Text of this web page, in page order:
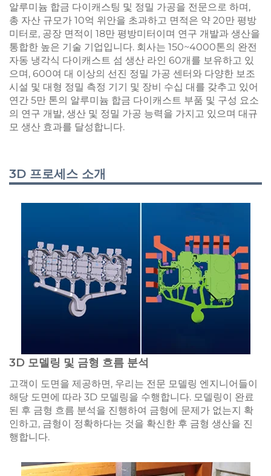
알루미늄 합금 다이캐스팅 및 정밀 가공을 전문으로 하며,
총 자산 규모가 10억 위안을 초과하고 면적은 약 20만 평방
미터로, 공장 면적이 18만 평방미터이며 연구 개발과 생산을
통합한 높은 기술 기업입니다. 회사는 150~4000톤의 완전
자동 냉각식 다이캐스트 섬 생산 라인 60개를 보유하고 있
으며, 600여 대 이상의 선진 정밀 가공 센터와 다양한 보조
시설 및 대형 정밀 측정 기기 및 장비 수십 대를 갖추고 있어
연간 5만 톤의 알루미늄 합금 다이캐스트 부품 및 구성 요소
의 연구 개발, 생산 및 정밀 가공 능력을 가지고 있으며 대규
모 생산 효과를 달성합니다.
3D 프로세스 소개
3D 모델링 및 금형 흐름 분석
고객이 도면을 제공하면, 우리는 전문 모델링 엔지니어들이
해당 도면에 따라 3D 모델링을 수행합니다. 모델링이 완료
된 후 금형 흐름 분석을 진행하여 금형에 문제가 없는지 확
인하고, 금형이 정확하다는 것을 확신한 후 금형 생산을 진
행합니다.